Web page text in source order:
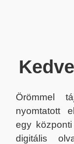
Örömmel
nyomtatott
egy
digitális